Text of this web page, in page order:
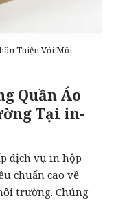
Thiện Với Môi
Quần Áo
Tại in-
dịch vụ in hộp
chuẩn cao về
trường. Chúng